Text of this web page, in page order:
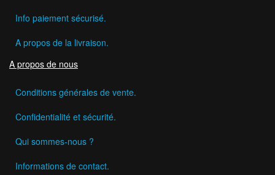
Info paiement sécurisé.
A propos de la livraison.
A propos de nous
Conditions générales de vente.
Confidentialité et sécurité.
Qui sommes-nous ?
Informations de contact.